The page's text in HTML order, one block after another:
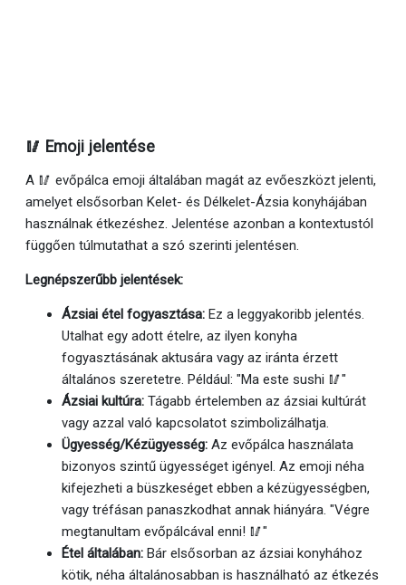
🥢 Emoji jelentése
A 🥢 evőpálca emoji általában magát az evőeszközt jelenti,
amelyet elsősorban Kelet- és Délkelet-Ázsia konyhájában
használnak étkezéshez. Jelentése azonban a kontextustól
függően túlmutathat a szó szerinti jelentésen.
Legnépszerűbb jelentések:
Ázsiai étel fogyasztása: Ez a leggyakoribb jelentés.
Utalhat egy adott ételre, az ilyen konyha
fogyasztásának aktusára vagy az iránta érzett
általános szeretetre. Például: "Ma este sushi 🥢"
Ázsiai kultúra: Tágabb értelemben az ázsiai kultúrát
vagy azzal való kapcsolatot szimbolizálhatja.
Ügyesség/Kézügyesség: Az evőpálca használata
bizonyos szintű ügyességet igényel. Az emoji néha
kifejezheti a büszkeséget ebben a kézügyességben,
vagy tréfásan panaszkodhat annak hiányára. "Végre
megtanultam evőpálcával enni! 🥢"
Étel általában: Bár elsősorban az ázsiai konyhához
kötik, néha általánosabban is használható az étkezés